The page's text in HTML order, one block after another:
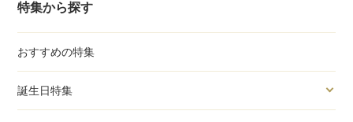
特集から探す
おすすめの特集
誕生日特集